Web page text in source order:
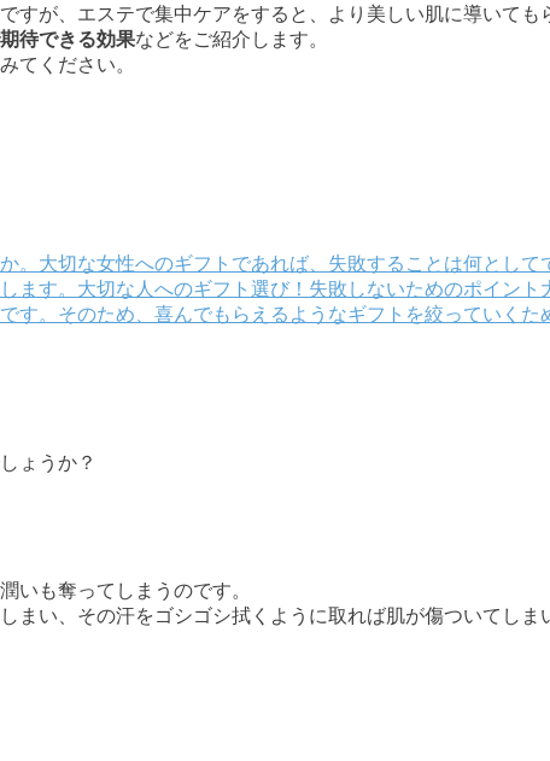
すが、エステで集中ケアをすると、より美しい肌に導いても
待できる効果などをご紹介します。
てください。
。大切な女性へのギフトであれば、失敗することは何とし
ます。大切な人へのギフト選び！失敗しないためのポイン
す。そのため、喜んでもらえるようなギフトを絞っていく
ょうか？
いも奪ってしまうのです。
まい、その汗をゴシゴシ拭くように取れば肌が傷ついてしま